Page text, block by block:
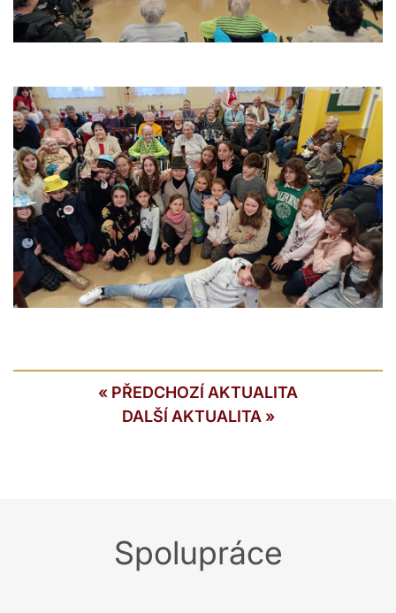
« PŘEDCHOZÍ AKTUALITA
DALŠÍ AKTUALITA »
Spolupráce